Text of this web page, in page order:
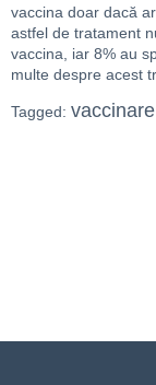
vaccina doar dacă
astfel de tratament
vaccina, iar 8% au
multe despre acest
Tagged: